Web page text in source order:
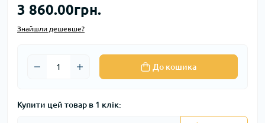
3 860.00грн.
Знайшли дешевше?
До кошика
Купити цей товар в 1 клік: